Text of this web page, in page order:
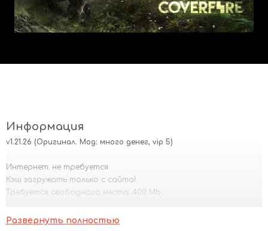
Информация
v1.21.26 (Оригинал. Мод: много денег, vip 5)
Интернет: не требуется
Кэш загружать только с сайта!
Требуется свободного места: 400 Mb
16.02.2022 - Изменения не указаны.
Развернуть полностью